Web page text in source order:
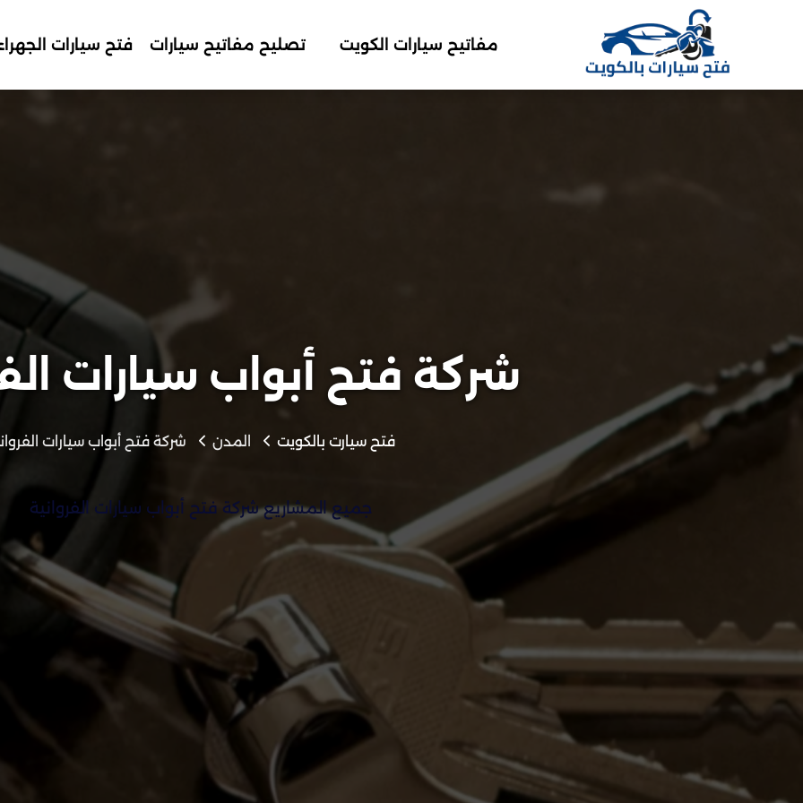
مفاتيح سيارات الكويت تصليح مفاتيح سيارات فتح سيارات
شركة فتح أبواب سيارات
فتح سيارت بالكويت المدن شركة فتح أبواب سيارات
جميع المشاريع شركة فتح أبواب سيارات الفروانية